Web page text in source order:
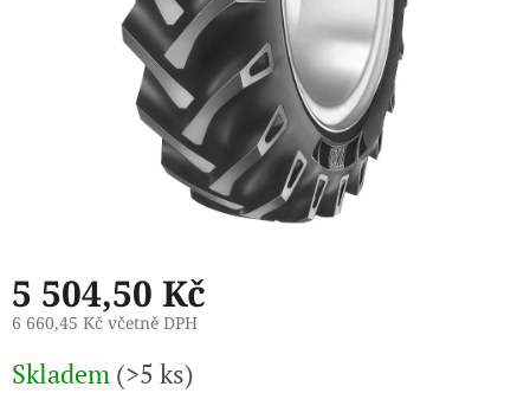
5 504,50 Kč
6 660,45 Kč včetně DPH
cena:
Skladem (>5 ks)